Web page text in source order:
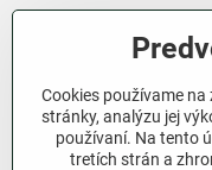
Všetko o nákupe
Ďakujeme za
Cookies používame
stránky, analýzu jej
používaní. Na tento
tretích strán a